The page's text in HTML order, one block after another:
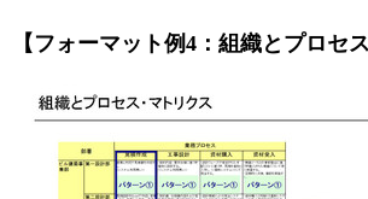
【フォーマット例4：組織とプロセ